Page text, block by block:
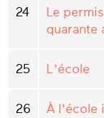
24
Le
quarante
25 L’école
26
À l’école